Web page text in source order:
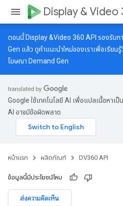
Display & Video
ตอนนี้ Display &Video 360 API รองรับก
Gen แล้ว ดูคำแนะนำใหม่ของเราเพื่อเรียน
โฆษณา Demand Gen
Google ใช้เทคโนโลยี AI เพื่อแปลเนื้อหาเ
AI อาจมีข้อผิดพลาด
หน้าแรก ผลิตภัณฑ์ DV360 API
ข้อมูลนี้มีประโยชน์ไหม
ส่งความคิดเห็น